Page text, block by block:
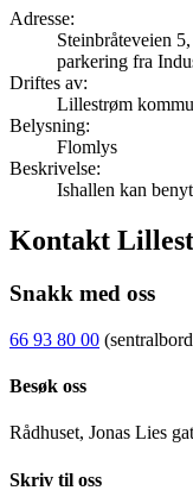
Adresse:
Steinbråteveien
parkering fra
Driftes av:
Lillestrøm
Belysning:
Flomlys
Beskrivelse:
Ishallen kan
Kontakt
Snakk med oss
66 93 80 00
Besøk oss
Rådhuset, Jonas Lies
Skriv til oss